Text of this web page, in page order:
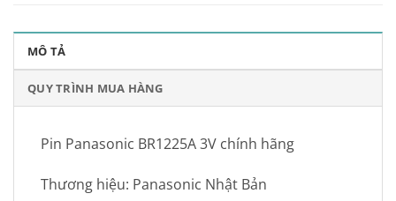
MÔ TẢ
QUY TRÌNH MUA HÀNG
Pin Panasonic BR1225A 3V chính hãng
Thương hiệu: Panasonic Nhật Bản